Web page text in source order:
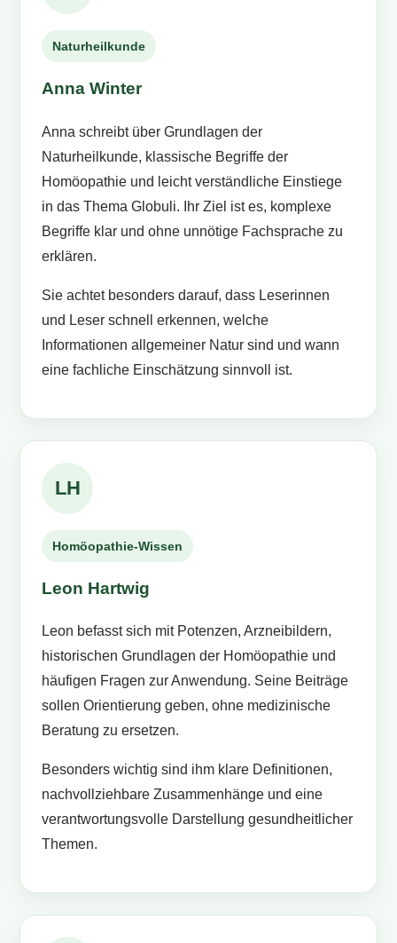
Naturheilkunde
Anna Winter
Anna schreibt über Grundlagen der
Naturheilkunde, klassische Begriffe der
Homöopathie und leicht verständliche Einstiege
in das Thema Globuli. Ihr Ziel ist es, komplexe
Begriffe klar und ohne unnötige Fachsprache zu
erklären.
Sie achtet besonders darauf, dass Leserinnen
und Leser schnell erkennen, welche
Informationen allgemeiner Natur sind und wann
eine fachliche Einschätzung sinnvoll ist.
LH
Homöopathie-Wissen
Leon Hartwig
Leon befasst sich mit Potenzen, Arzneibildern,
historischen Grundlagen der Homöopathie und
häufigen Fragen zur Anwendung. Seine Beiträge
sollen Orientierung geben, ohne medizinische
Beratung zu ersetzen.
Besonders wichtig sind ihm klare Definitionen,
nachvollziehbare Zusammenhänge und eine
verantwortungsvolle Darstellung gesundheitlicher
Themen.